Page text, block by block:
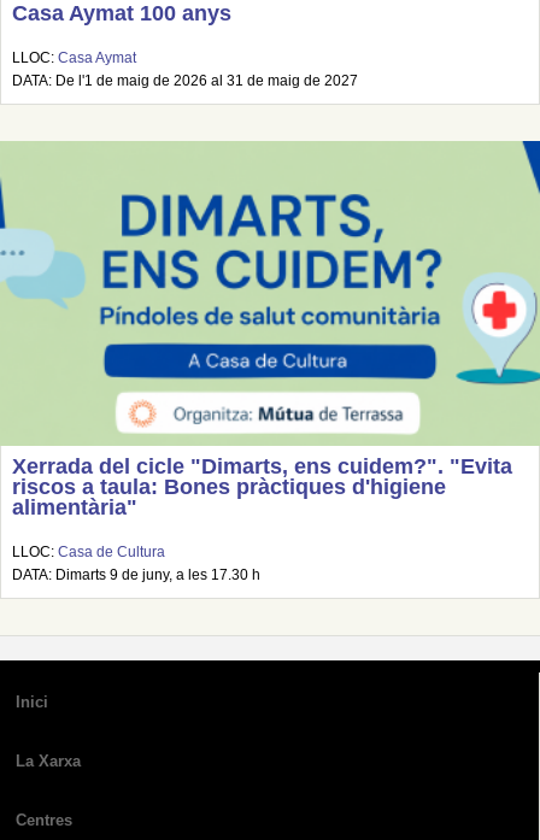
Casa Aymat 100 anys
LLOC: Casa Aymat
DATA: De l'1 de maig de 2026 al 31 de maig de 2027
Xerrada del cicle "Dimarts, ens cuidem?". "Evita
riscos a taula: Bones pràctiques d'higiene
alimentària"
LLOC: Casa de Cultura
DATA: Dimarts 9 de juny, a les 17.30 h
Inici
La Xarxa
Centres